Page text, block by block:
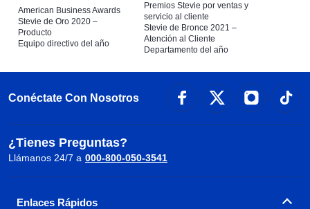
American Business Awards
Stevie de Oro 2020 –
Producto
Equipo directivo del año
Premios Stevie por ventas y
servicio al cliente
Stevie de Bronce 2021 –
Atención al Cliente
Departamento del año
Conéctate Con Nosotros
¿Tienes Preguntas?
Llámanos 24/7 a 000-800-050-3541
Enlaces Rápidos